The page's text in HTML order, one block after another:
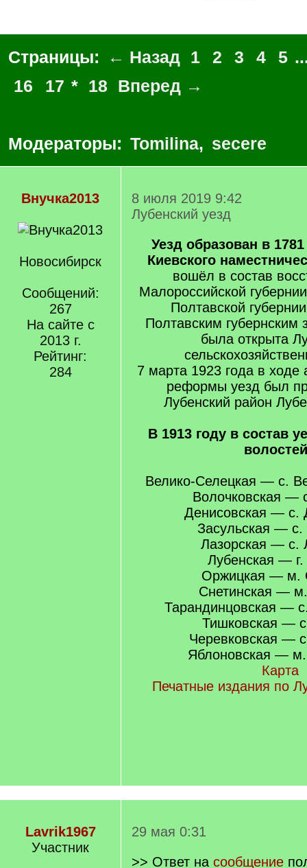
Страницы: ← Назад 1 2 3 4 5
16
17 * 18 Вперед →
Модераторы: Tomilina, secere
Внучка2013
Новосибирск
Сообщений:
267
На сайте с
2013 г.
Рейтинг:
284
8 июля 2019 9:42
Лубенский уезд
Уезд образован в
Киевского
вошёл в состав
Малороссийской
Полтавской
Полтавским губернским
была открыта
7 марта 1923 года в ходе
реформы уезд был
Лубенский район
В 1913 году в состав
Велико-Селецкая — с.
Волочковская —
Денисовская — с.
Засульская — с.
Лазорская — с.
Лубенская —
Оржицкая — м.
Снетинская —
Тарандинцовская —
Тишковская —
Черевковская —
Яблоновская —
Карта
Печатные издания по
Lavrik1967
Участник
29 мая 0:31
>> Ответ на сообщение